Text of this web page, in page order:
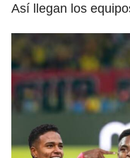
Así llegan los